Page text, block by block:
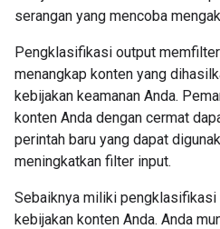
serangan yang mencoba
Pengklasifikasi output
menangkap konten yang
kebijakan keamanan Anda.
konten Anda dengan cermat
perintah baru yang dapat
meningkatkan filter input.
Sebaiknya miliki pengklasifikasi
kebijakan konten Anda. Anda